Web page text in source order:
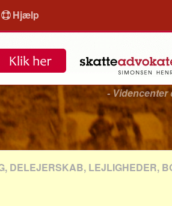
Hjælp
- Videncenter
DELEJERSKAB, LEJLIGHEDER,